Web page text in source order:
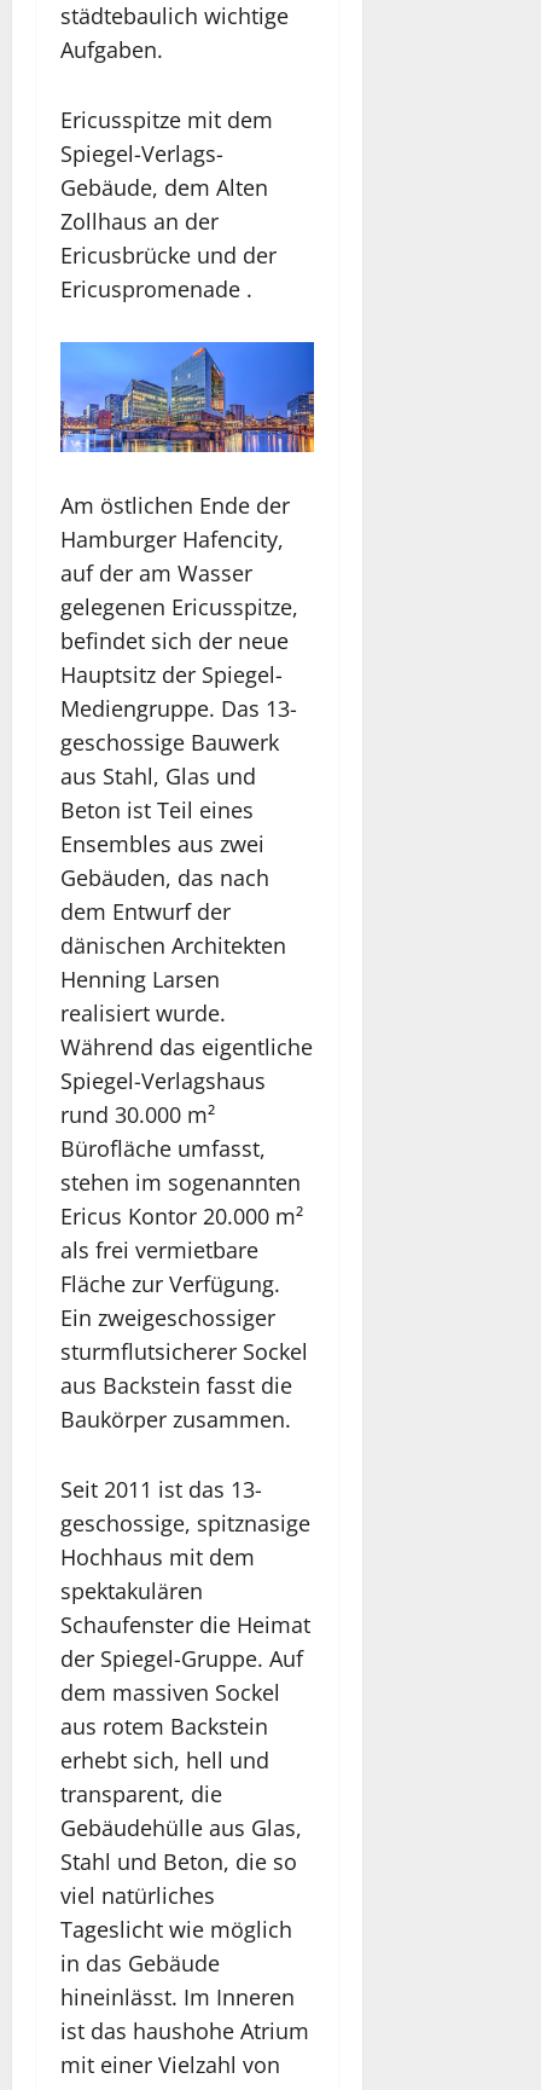
städtebaulich wichtige
Aufgaben.
Ericusspitze mit dem
Spiegel-Verlags-
Gebäude, dem Alten
Zollhaus an der
Ericusbrücke und der
Ericuspromenade .
Am östlichen Ende der
Hamburger Hafencity,
auf der am Wasser
gelegenen Ericusspitze,
befindet sich der neue
Hauptsitz der Spiegel-
Mediengruppe. Das 13-
geschossige Bauwerk
aus Stahl, Glas und
Beton ist Teil eines
Ensembles aus zwei
Gebäuden, das nach
dem Entwurf der
dänischen Architekten
Henning Larsen
realisiert wurde.
Während das eigentliche
Spiegel-Verlagshaus
rund 30.000 m²
Bürofläche umfasst,
stehen im sogenannten
Ericus Kontor 20.000 m²
als frei vermietbare
Fläche zur Verfügung.
Ein zweigeschossiger
sturmflutsicherer Sockel
aus Backstein fasst die
Baukörper zusammen.
Seit 2011 ist das 13-
geschossige, spitznasige
Hochhaus mit dem
spektakulären
Schaufenster die Heimat
der Spiegel-Gruppe. Auf
dem massiven Sockel
aus rotem Backstein
erhebt sich, hell und
transparent, die
Gebäudehülle aus Glas,
Stahl und Beton, die so
viel natürliches
Tageslicht wie möglich
in das Gebäude
hineinlässt. Im Inneren
ist das haushohe Atrium
mit einer Vielzahl von